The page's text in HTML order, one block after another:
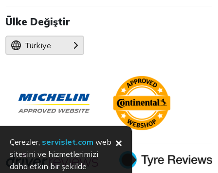
Ülke Değiştir
Türkiye
Çerezler, servislet.com web
sitesini ve hizmetlerimizi
daha etkin bir şekilde
×